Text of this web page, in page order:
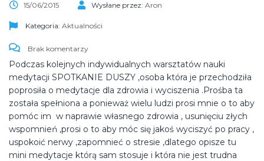
15/06/2015 Wysłane przez: Aron
Kategoria: Aktualności
Brak komentarzy
Podczas kolejnych indywidualnych warsztatów nauki
medytacji SPOTKANIE DUSZY ,osoba która je przechodziła
poprosiła o medytacje dla zdrowia i wyciszenia .Prośba ta
została spełniona a ponieważ wielu ludzi prosi mnie o to aby
pomóc im w naprawie własnego zdrowia , usunięciu złych
wspomnień ,prosi o to aby móc się jakoś wyciszyć po pracy ,
uspokoić nerwy ,zapomnieć o stresie ,dlatego opisze tu
mini medytacje którą sam stosuje i która nie jest trudna